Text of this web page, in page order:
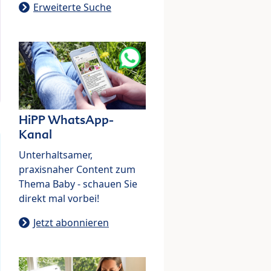
Erweiterte Suche
HiPP WhatsApp-
Kanal
Unterhaltsamer,
praxisnaher Content zum
Thema Baby - schauen Sie
direkt mal vorbei!
Jetzt abonnieren